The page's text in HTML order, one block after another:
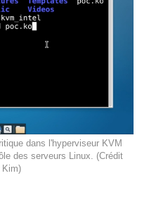
dans l'hyperviseur KVM
des serveurs Linux. (Crédit
Kim)